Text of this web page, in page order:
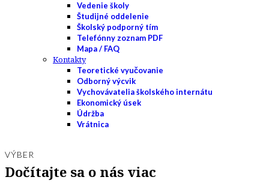
Vedenie školy
Študijné oddelenie
Školský podporný tím
Telefónny zoznam PDF
Mapa / FAQ
Kontakty
Teoretické vyučovanie
Odborný výcvik
Vychovávatelia školského internátu
Ekonomický úsek
Údržba
Vrátnica
VÝBER
Dočítajte sa o nás viac